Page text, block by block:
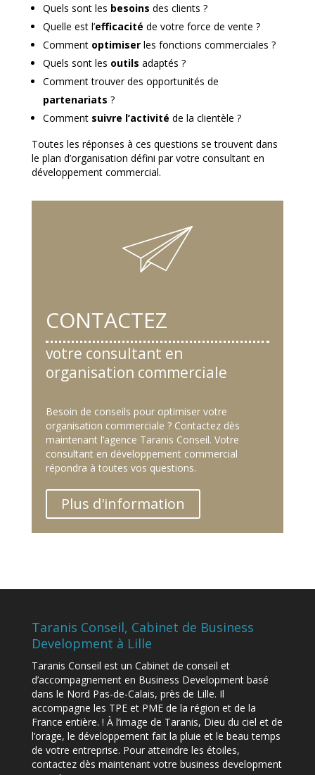
Quels sont les besoins des clients ?
Quelle est l’efficacité de votre force de vente ?
Comment optimiserles fonctions commerciales ?
Quels sont les outils adaptés ?
Comment trouver des opportunités de
partenariats ?
Comment suivre l’activité de la clientèle ?
Toutes les réponses à ces questions se trouvent dans
le plan d’organisation défini par votre consultant en
développement commercial.
CONTACTEZ
votre consultant en
organisation commerciale
Besoin de conseils pour optimiser votre
organisation commerciale ? Contactez dès
maintenant l’agence Taranis Conseil. Votre
consultant en développement commercial
répondra à toutes vos questions.
Plus d'information
Taranis Conseil, Cabinet de Business
Development à Lille
Taranis Conseil est un Cabinet de conseil et
d’accompagnement en Business Development basé
dans le Nord Pas-de-Calais, près de Lille. Il
accompagne les TPE et PME de la région et de la
France entière. ! À l’image de Taranis, Dieu du ciel et de
l’orage, le développement fait la pluie et le beau temps
de votre entreprise. Pour atteindre les étoiles,
contactez dès maintenant votre business development